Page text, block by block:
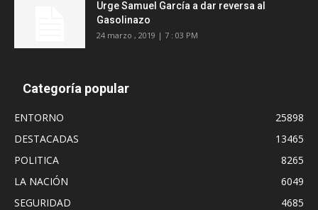
Urge Samuel García a dar reversa al
Gasolinazo
24 marzo , 2019 | 7 : 03 PM
Categoría popular
ENTORNO
25898
DESTACADAS
13465
POLITICA
8265
LA NACIÓN
6049
SEGURIDAD
4685